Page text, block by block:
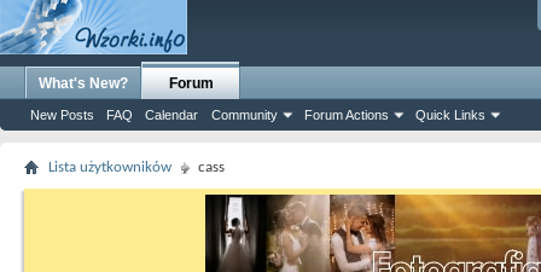
What's New? Forum
New Posts FAQ Calendar Community Forum Actions Quick Links
Lista użytkowników cass